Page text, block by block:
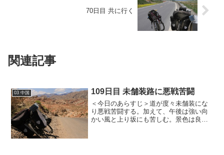
70日目 共に行く
関連記事
03 中国 109日目 未舗装路に悪戦苦闘
＜今日のあらすじ＞道が度々未舗装にな
り悪戦苦闘する。加えて、午後は強い向
かい風と上り坂にも苦しむ。景色は良